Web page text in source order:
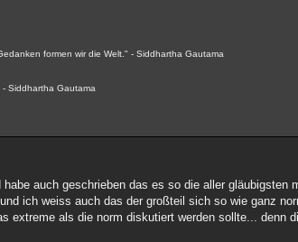
formen wir die Welt." - Siddhartha Gautama
Siddhartha Gautama
auch geschrieben das es so die aller gläubigsten
ich weiss auch das der großteil sich so wie ganz
extreme als die norm diskutiert werden sollte... denn